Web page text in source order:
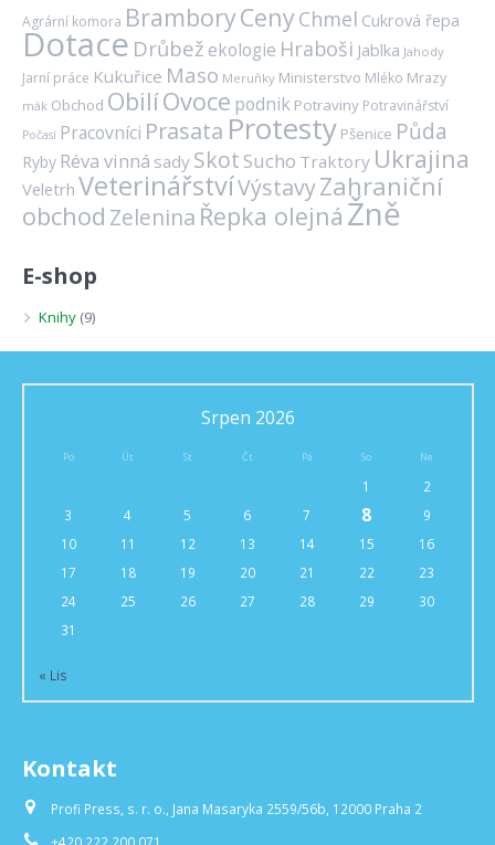
Agrární komora BramboryCenyChmel Cukrová řepa
Dotace Drůbež ekologie Hraboši Jablka Jahody
Jarní práce Kukuřice Maso Meruňky Ministerstvo Mléko Mrazy
mák Obchod ObilíOvoce podnik Potraviny Potravinářství
Počasí Pracovníci Prasata Protesty Pšenice Půda
Ryby Réva vinná sady Skot Sucho Traktory Ukrajina
Veletrh VeterinářstvíVýstavyZahraniční
obchod Zelenina Řepka olejná Žně
E-shop
Knihy (9)
Srpen 2026
Po Út St Čt Pá So Ne
1
2
3
4 5 6 7 8
9
10
11 12 13 14 15
16
17
18 19 20 21 22
23
24
25 26 27 28 29
30
31
« Lis
Kontakt
Profi Press, s. r. o., Jana Masaryka 2559/56b, 12000 Praha 2